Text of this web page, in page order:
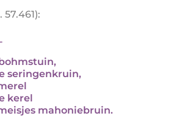
seringenkruin,
kerel
mahoniebruin.